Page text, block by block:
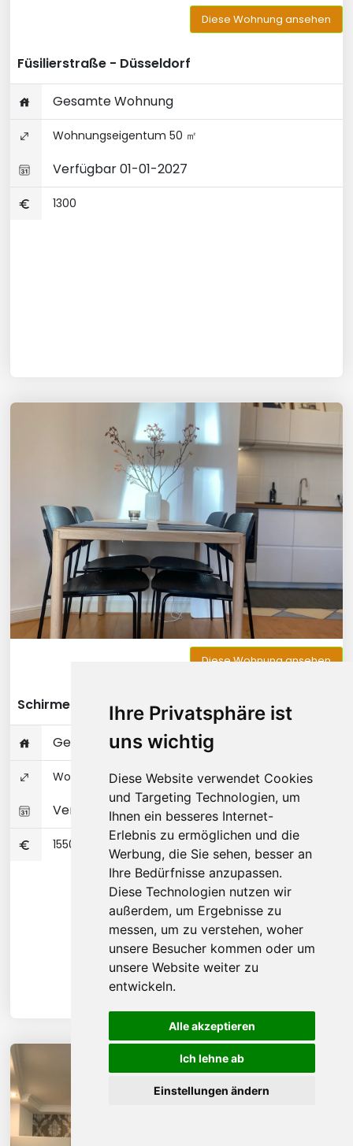
Ihre Privatsphäre ist
uns wichtig
Diese Website verwendet Cookies
und Targeting Technologien, um
Ihnen ein besseres Internet-
Erlebnis zu ermöglichen und die
Werbung, die Sie sehen, besser an
Ihre Bedürfnisse anzupassen.
Diese Technologien nutzen wir
außerdem, um Ergebnisse zu
messen, um zu verstehen, woher
unsere Besucher kommen oder um
unsere Website weiter zu
entwickeln.
Alle akzeptieren
Ich lehne ab
Einstellungen ändern
Diese Wohnung ansehen
Füsilierstraße - Düsseldorf
Gesamte Wohnung
Wohnungseigentum 50 ㎡
Verfügbar 01-01-2027
1300
Diese Wohnung ansehen
Schirmerstraße - Düsseldorf
Gesamte Wohnung
Wohnungseigentum 51 ㎡
Verfügbar 13-07-2026
1550